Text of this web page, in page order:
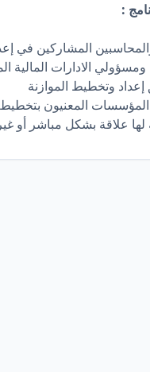
:
المشاركين في
الادارات المالية
وتخطيط الموازنة
المعنيون بتخطيط
علاقة بشكل مباشر أو